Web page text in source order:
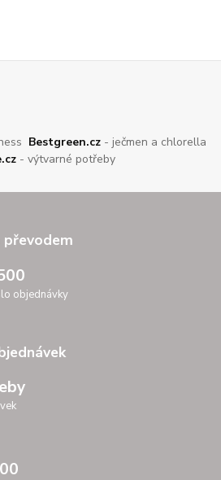
Bestgreen.cz - ječmen a chlorella
- výtvarné potřeby
objednávky